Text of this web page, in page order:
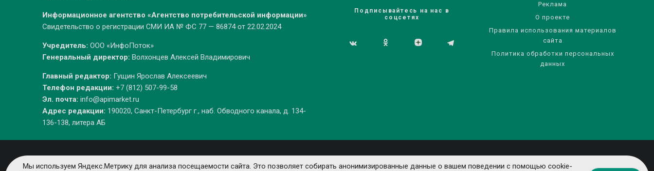
Информационное агентство «Агентство потребительской информации»
Свидетельство о регистрации СМИ ИА № ФС 77 — 86874 от 22.02.2024
Учредитель: ООО «ИнфоПоток»
Генеральный директор: Волхонцев Алексей Владимирович
Главный редактор: Гущин Ярослав Алексеевич
Телефон редакции: +7 (812) 507-99-58
Эл. почта: info@apimarket.ru
Адрес редакции: 190020, Санкт-Петербург г., наб. Обводного канала, д. 134-
136-138, литера АБ
Подписывайтесь на нас в
соцсетях
Реклама
О проекте
Правила использования материалов
сайта
Политика обработки персональных
данных
Мы используем Яндекс.Метрику для анализа посещаемости сайта. Это позволяет собирать анонимизированные данные о вашем поведении с помощью cookie-